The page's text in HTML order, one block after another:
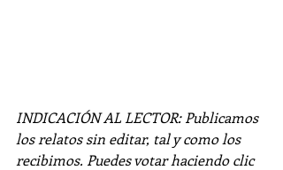
INDICACIÓN AL LECTOR: Publicamos
los relatos sin editar, tal y como los
recibimos. Puedes votar haciendo clic